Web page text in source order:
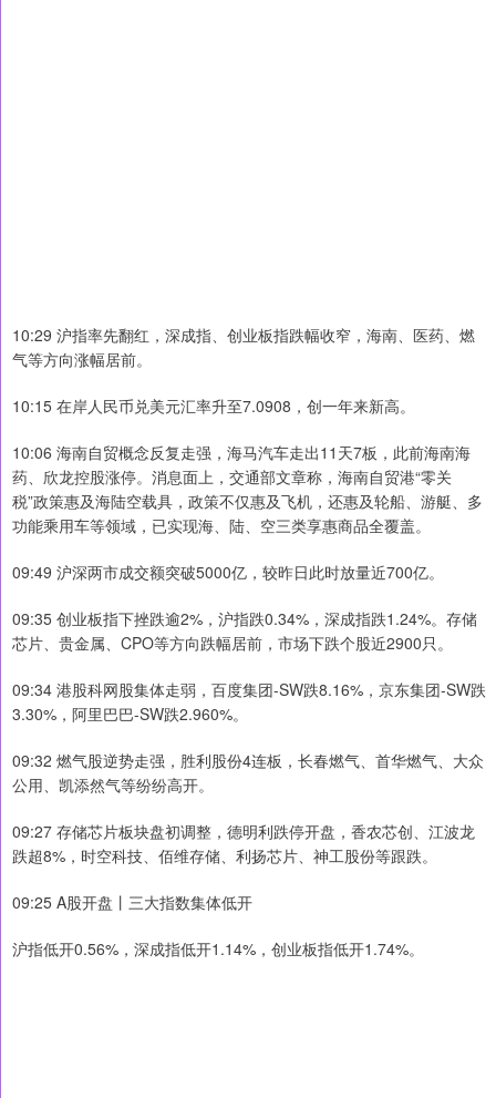
10:29 沪指率先翻红，深成指、创业板指跌幅收窄，海南、医药、燃
气等方向涨幅居前。
10:15 在岸人民币兑美元汇率升至7.0908，创一年来新高。
10:06 海南自贸概念反复走强，海马汽车走出11天7板，此前海南海
药、欣龙控股涨停。消息面上，交通部文章称，海南自贸港“零关
税”政策惠及海陆空载具，政策不仅惠及飞机，还惠及轮船、游艇、多
功能乘用车等领域，已实现海、陆、空三类享惠商品全覆盖。
09:49 沪深两市成交额突破5000亿，较昨日此时放量近700亿。
09:35 创业板指下挫跌逾2%，沪指跌0.34%，深成指跌1.24%。存储
芯片、贵金属、CPO等方向跌幅居前，市场下跌个股近2900只。
09:34 港股科网股集体走弱，百度集团-SW跌8.16%，京东集团-SW跌
3.30%，阿里巴巴-SW跌2.960%。
09:32 燃气股逆势走强，胜利股份4连板，长春燃气、首华燃气、大众
公用、凯添然气等纷纷高开。
09:27 存储芯片板块盘初调整，德明利跌停开盘，香农芯创、江波龙
跌超8%，时空科技、佰维存储、利扬芯片、神工股份等跟跌。
09:25 A股开盘丨三大指数集体低开
沪指低开0.56%，深成指低开1.14%，创业板指低开1.74%。